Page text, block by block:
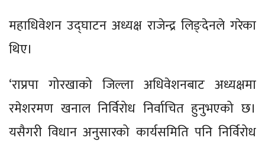
महाधिवेशन उद्घाटन अध्यक्ष राजेन्द्र लिङ्देनले गरेका
थिए।
‘राप्रपा गोरखाको जिल्ला अधिवेशनबाट अध्यक्षमा
रमेशरमण खनाल निर्विरोध निर्वाचित हुनुभएको छ।
यसैगरी विधान अनुसारको कार्यसमिति पनि निर्विरोध